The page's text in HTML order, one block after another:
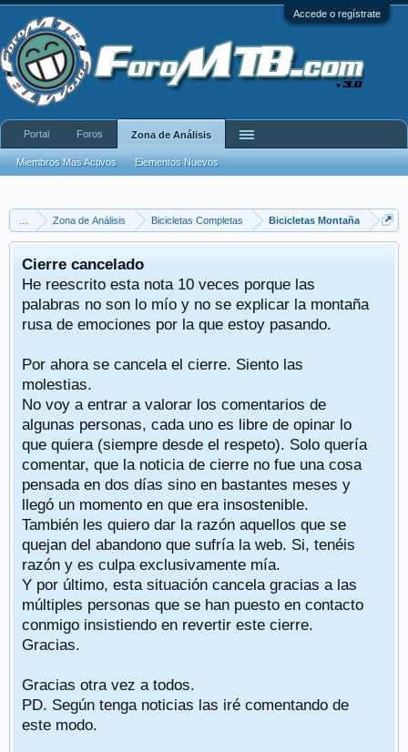
Accede o regístrate
Zona de Análisis Bicicletas Completas Bicicletas Montaña
Cierre cancelado
He reescrito esta nota 10 veces porque las
palabras no son lo mío y no se explicar la montaña
rusa de emociones por la que estoy pasando.
Por ahora se cancela el cierre. Siento las
molestias.
No voy a entrar a valorar los comentarios de
algunas personas, cada uno es libre de opinar lo
que quiera (siempre desde el respeto). Solo quería
comentar, que la noticia de cierre no fue una cosa
pensada en dos días sino en bastantes meses y
llegó un momento en que era insostenible.
También les quiero dar la razón aquellos que se
quejan del abandono que sufría la web. Si, tenéis
razón y es culpa exclusivamente mía.
Y por último, esta situación cancela gracias a las
múltiples personas que se han puesto en contacto
conmigo insistiendo en revertir este cierre.
Gracias.
Gracias otra vez a todos.
PD. Según tenga noticias las iré comentando de
este modo.
Portal Foros Zona de Análisis
Miembros Más Activos Elementos Nuevos